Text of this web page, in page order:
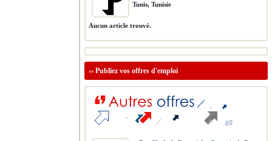
Tunis, Tunisie
Aucun article trouvé.
›› Publiez vos offres d'emploi